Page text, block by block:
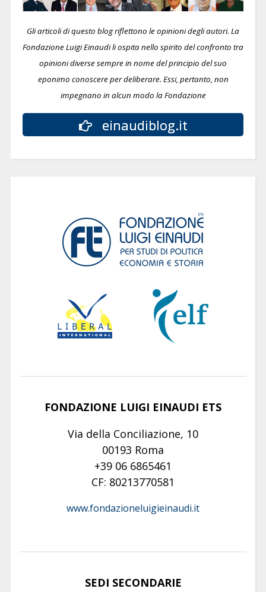
Gli articoli di questo blog riflettono le opinioni degli autori. La
Fondazione Luigi Einaudi li ospita nello spirito del confronto tra
opinioni diverse sempre in nome del principio del suo
eponimo conoscere per deliberare. Essi, pertanto, non
impegnano in alcun modo la Fondazione
einaudiblog.it
FONDAZIONE LUIGI EINAUDI ETS
Via della Conciliazione, 10
00193 Roma
+39 06 6865461
CF: 80213770581
www.fondazioneluigieinaudi.it
SEDI SECONDARIE